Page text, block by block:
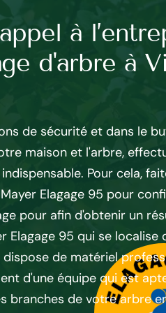
à
d'arbre à
de sécurité et dans le
maison et l'arbre,
Pour cela,
Elagage 95 pour
pour afin d'obtenir un
Elagage 95 qui se localise
de matériel
d'une équipe qui est
branches de votre arbre